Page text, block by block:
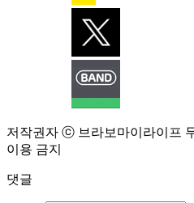
저작권자 ⓒ 브라보마이라이프
이용 금지
댓글